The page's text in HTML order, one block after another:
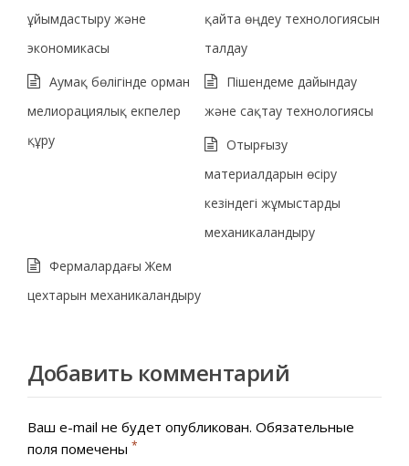
ұйымдастыру және
экономикасы
қайта өңдеу технологиясын
талдау
Аумақ бөлігінде орман
мелиорациялық екпелер
құру
Пішендеме дайындау
және сақтау технологиясы
Отырғызу
материалдарын өсіру
кезіндегі жұмыстарды
механикаландыру
Фермалардағы Жем
цехтарын механикаландыру
Добавить комментарий
Ваш e-mail не будет опубликован. Обязательные
поля помечены *